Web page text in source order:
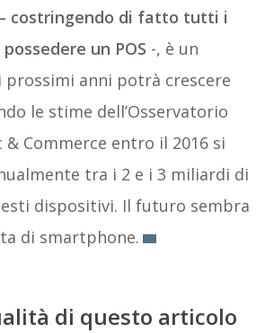
costringendo di fatto tutti i
un POS -, è un
prossimi anni potrà crescere
le stime dell’Osservatorio
& Commerce entro il 2016 si
tra i 2 e i 3 miliardi di
dispositivi. Il futuro sembra
di smartphone.
di questo articolo